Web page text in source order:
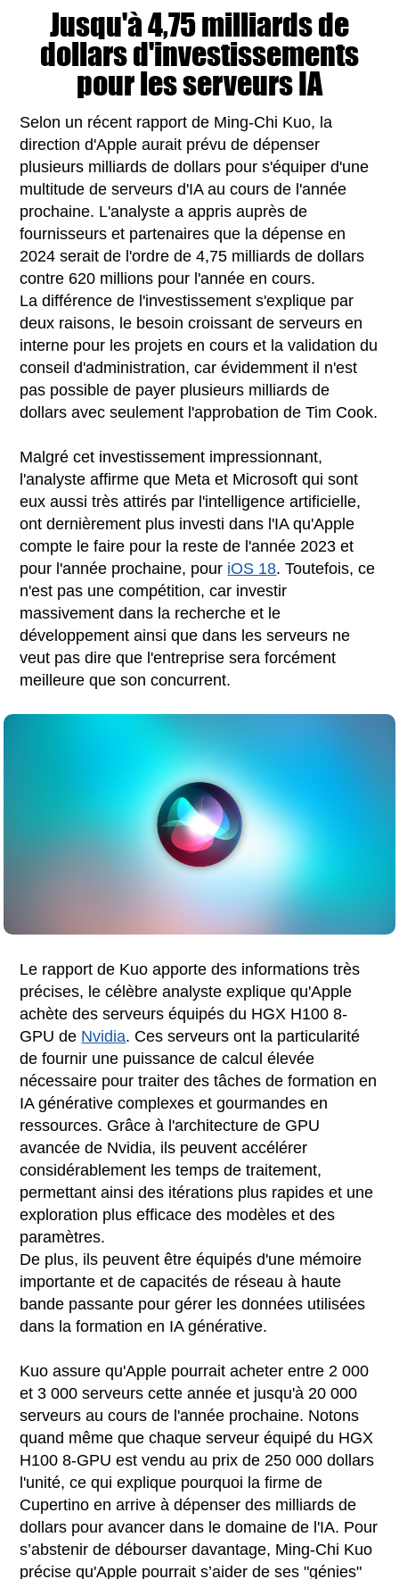
Jusqu'à 4,75 milliards de
dollars d'investissements
pour les serveurs IA
Selon un récent rapport de Ming-Chi Kuo, la
direction d'Apple aurait prévu de dépenser
plusieurs milliards de dollars pour s'équiper d'une
multitude de serveurs d'IA au cours de l'année
prochaine. L'analyste a appris auprès de
fournisseurs et partenaires que la dépense en
2024 serait de l'ordre de 4,75 milliards de dollars
contre 620 millions pour l'année en cours.
La différence de l'investissement s'explique par
deux raisons, le besoin croissant de serveurs en
interne pour les projets en cours et la validation du
conseil d'administration, car évidemment il n'est
pas possible de payer plusieurs milliards de
dollars avec seulement l'approbation de Tim Cook.
Malgré cet investissement impressionnant,
l'analyste affirme que Meta et Microsoft qui sont
eux aussi très attirés par l'intelligence artificielle,
ont dernièrement plus investi dans l'IA qu'Apple
compte le faire pour la reste de l'année 2023 et
pour l'année prochaine, pour iOS 18. Toutefois, ce
n'est pas une compétition, car investir
massivement dans la recherche et le
développement ainsi que dans les serveurs ne
veut pas dire que l'entreprise sera forcément
meilleure que son concurrent.
Le rapport de Kuo apporte des informations très
précises, le célèbre analyste explique qu'Apple
achète des serveurs équipés du HGX H100 8-
GPU de Nvidia. Ces serveurs ont la particularité
de fournir une puissance de calcul élevée
nécessaire pour traiter des tâches de formation en
IA générative complexes et gourmandes en
ressources. Grâce à l'architecture de GPU
avancée de Nvidia, ils peuvent accélérer
considérablement les temps de traitement,
permettant ainsi des itérations plus rapides et une
exploration plus efficace des modèles et des
paramètres.
De plus, ils peuvent être équipés d'une mémoire
importante et de capacités de réseau à haute
bande passante pour gérer les données utilisées
dans la formation en IA générative.
Kuo assure qu'Apple pourrait acheter entre 2 000
et 3 000 serveurs cette année et jusqu'à 20 000
serveurs au cours de l'année prochaine. Notons
quand même que chaque serveur équipé du HGX
H100 8-GPU est vendu au prix de 250 000 dollars
l'unité, ce qui explique pourquoi la firme de
Cupertino en arrive à dépenser des milliards de
dollars pour avancer dans le domaine de l'IA. Pour
s’abstenir de débourser davantage, Ming-Chi Kuo
précise qu'Apple pourrait s’aider de ses "génies"